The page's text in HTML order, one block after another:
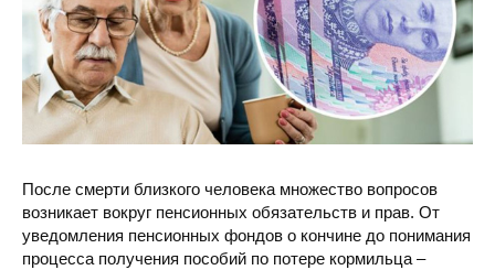
После смерти близкого человека множество вопросов
возникает вокруг пенсионных обязательств и прав. От
уведомления пенсионных фондов о кончине до понимания
процесса получения пособий по потере кормильца –